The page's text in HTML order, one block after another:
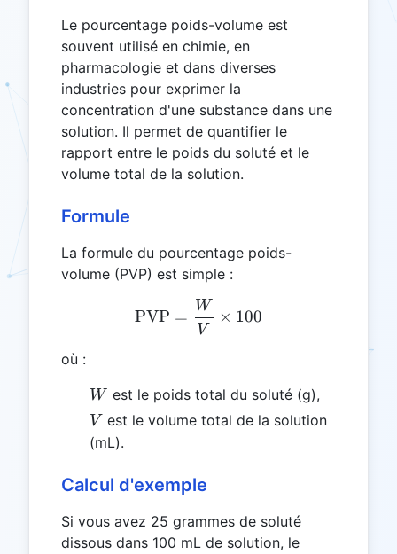
Le pourcentage poids-volume est
souvent utilisé en chimie, en
pharmacologie et dans diverses
industries pour exprimer la
concentration d'une substance dans une
solution. Il permet de quantifier le
rapport entre le poids du soluté et le
volume total de la solution.
Formule
La formule du pourcentage poids-
volume (PVP) est simple :
\text{PVP} =
PVP =
V
W
× 100
où :
W
W est le poids total du soluté (g),
V
V est le volume total de la solution
(mL).
Calcul d'exemple
Si vous avez 25 grammes de soluté
dissous dans 100 mL de solution, le